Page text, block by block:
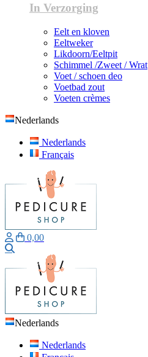
In Verzorging
Eelt en kloven
Eeltweker
Likdoorn/Eeltpit
Schimmel /Zweet / Wrat
Voet / schoen deo
Voetbad zout
Voeten crèmes
Nederlands
Nederlands
Français
0,00
Nederlands
Nederlands